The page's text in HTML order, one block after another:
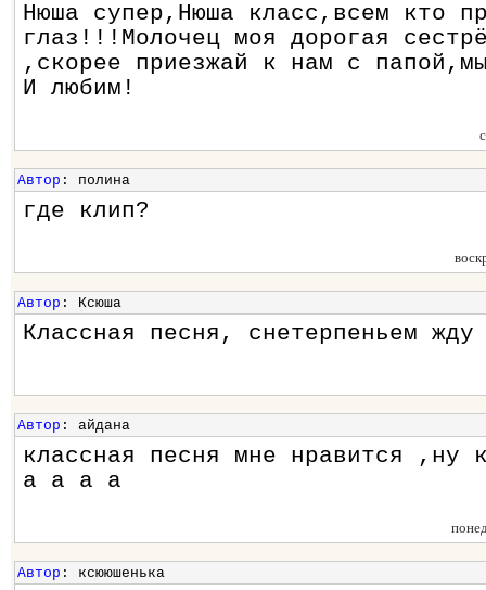
Нюша супер,Нюша класс,всем кто
глаз!!!Молочец моя дорогая
,скорее приезжай к нам с
И любим!
Автор : полина
где клип?
Автор : Ксюша
Классная песня, снетерпеньем
Автор : айдана
классная песня мне нравится ,ну
а а а а
Автор : ксююшенька